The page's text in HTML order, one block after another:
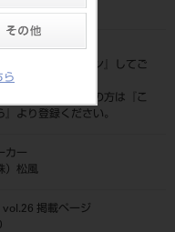
ら
価格
ログイン
』してご
ださい。
ト会員登録がまだの方は『
こ
』より登録ください。
カー
）松風
vol.26 掲載ページ